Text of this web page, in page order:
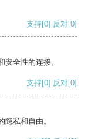
支持[0] 反对[0]
全性的连接。
支持[0] 反对[0]
私和自由。